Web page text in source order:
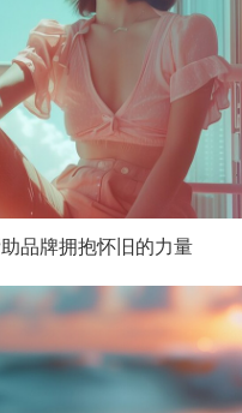
品牌拥抱怀旧的力量